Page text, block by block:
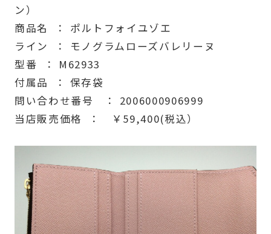
ン）
商品名 ： ポルトフォイユゾエ
ライン ： モノグラムローズバレリーヌ
型番 ： M62933
付属品 ： 保存袋
問い合わせ番号 ： 2006000906999
当店販売価格 ： ￥59,400(税込）